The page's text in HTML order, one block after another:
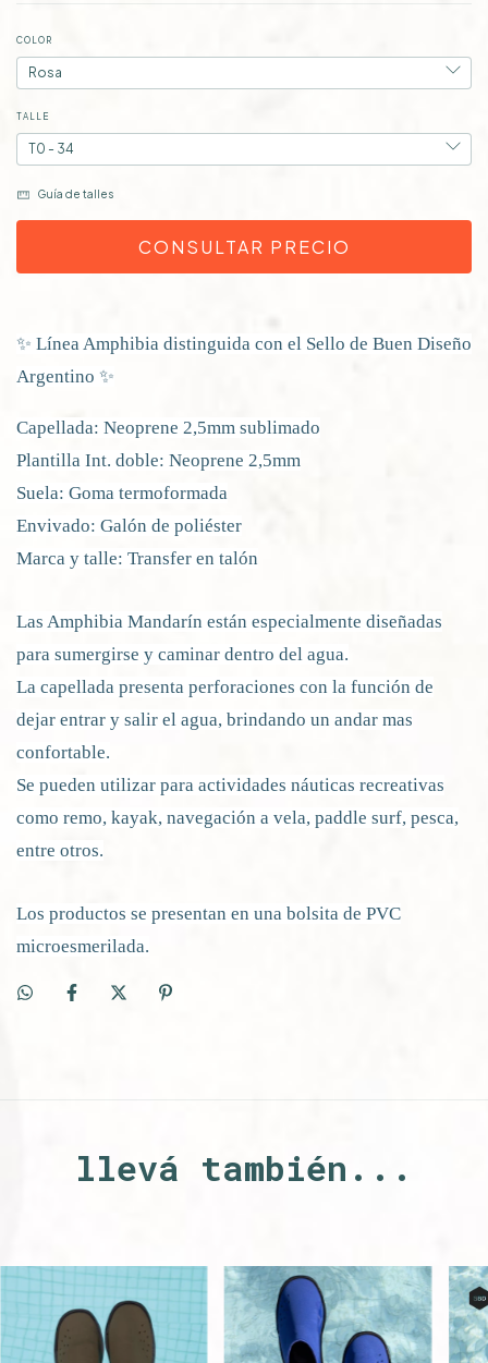
COLOR
TALLE
Guía de talles
✨ Línea Amphibia distinguida con el Sello de Buen Diseño
Argentino ✨
Capellada: Neoprene 2,5mm sublimado
Plantilla Int. doble: Neoprene 2,5mm
Suela: Goma termoformada
Envivado: Galón de poliéster
Marca y talle: Transfer en talón
Las Amphibia Mandarín están especialmente diseñadas
para sumergirse y caminar dentro del agua.
La capellada presenta perforaciones con la función de
dejar entrar y salir el agua, brindando un andar mas
confortable.
Se pueden utilizar para actividades náuticas recreativas
como remo, kayak, navegación a vela, paddle surf, pesca,
entre otros.
Los productos se presentan en una bolsita de PVC
microesmerilada.
llevá también...